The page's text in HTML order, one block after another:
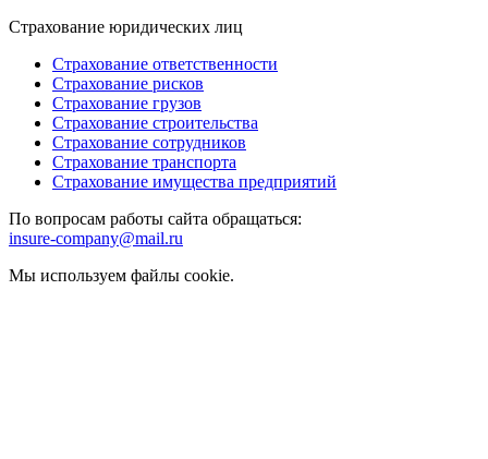
Страхование юридических лиц
Страхование ответственности
Страхование рисков
Страхование грузов
Страхование строительства
Страхование сотрудников
Страхование транспорта
Страхование имущества предприятий
По вопросам работы сайта обращаться:
insure-company@mail.ru
Мы используем файлы cookie.